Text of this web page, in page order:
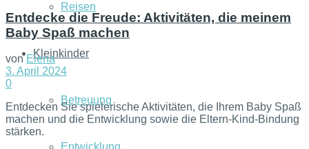
Reisen
Kleinkinder
Betreuung
Entwicklung
Entdecke die Freude: Aktivitäten, die meinem
Baby Spaß machen
von Elena
3. April 2024
0
Entdecken Sie spielerische Aktivitäten, die Ihrem Baby Spaß
machen und die Entwicklung sowie die Eltern-Kind-Bindung
stärken.